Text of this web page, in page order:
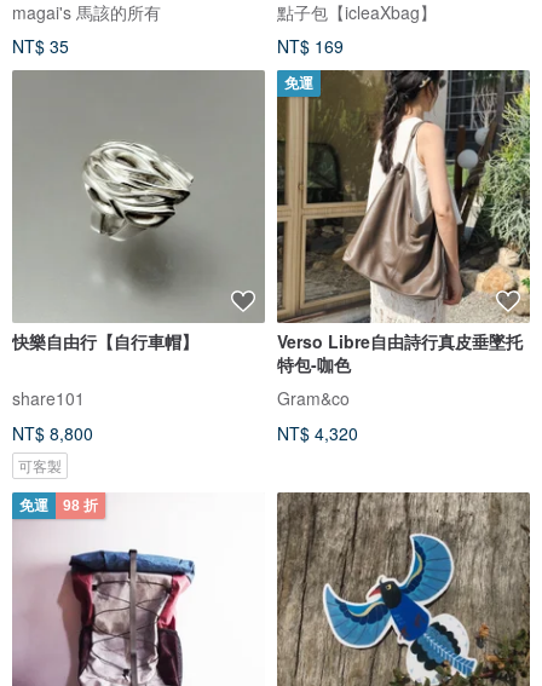
magai's 馬該的所有
NT$ 35
點子包【icleaXbag】
NT$ 169
快樂自由行【自行車帽】
share101
NT$ 8,800
可客製
免運
Verso Libre自由詩行真皮垂墜托
特包-咖色
Gram&co
NT$ 4,320
免運 98 折